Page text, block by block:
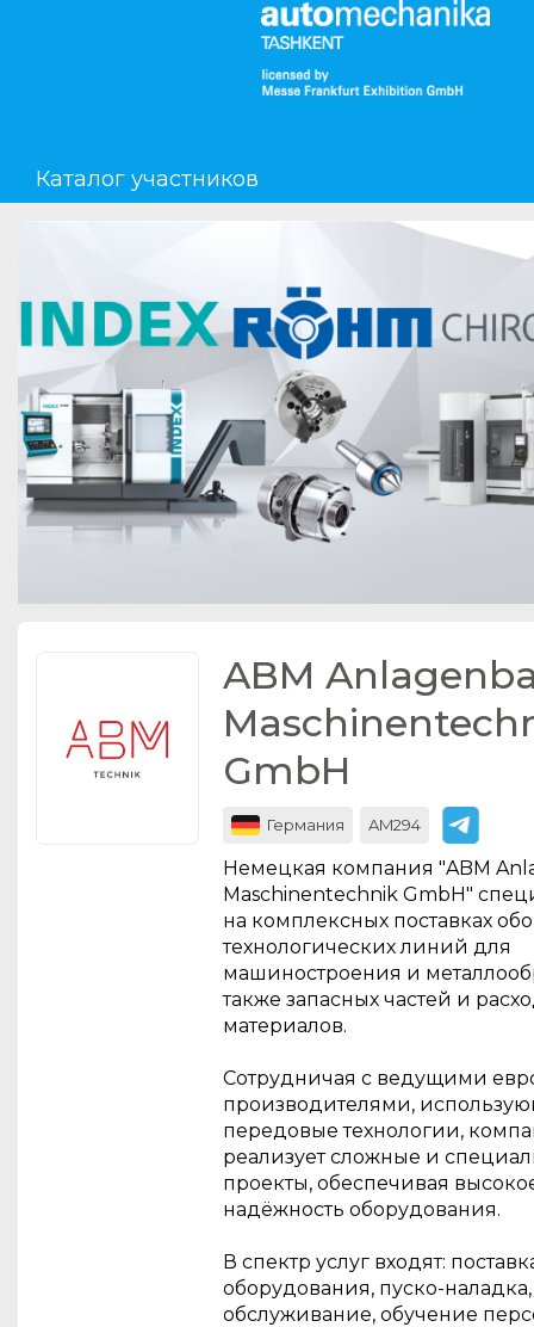
Каталог участников
ABM
GmbH
Германия AM294
Немецкая компания "ABM
Maschinentechnik GmbH"
на комплексных поставках
технологических линий для
машиностроения и
также запасных частей и
материалов.
Сотрудничая с ведущими
производителями,
передовые технологии,
реализует сложные и
проекты, обеспечивая
надёжность оборудования.
В спектр услуг входят:
оборудования, пуско-
обслуживание, обучение
О сервисе
Контакты
Организаторам
СПРАВКА
Посетителям